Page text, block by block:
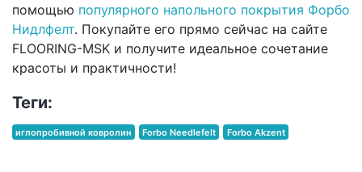
помощью популярного напольного покрытия Форбо
Нидлфелт. Покупайте его прямо сейчас на сайте
FLOORING-MSK и получите идеальное сочетание
красоты и практичности!
Теги:
иглопробивной ковролин Forbo Needlefelt Forbo Akzent